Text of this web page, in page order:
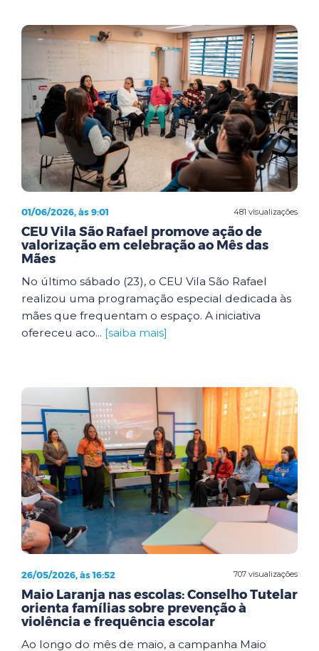
481 visualizações
01/06/2026, às 9:01
CEU Vila São Rafael promove ação de
valorização em celebração ao Mês das
Mães
No último sábado (23), o CEU Vila São Rafael
realizou uma programação especial dedicada às
mães que frequentam o espaço. A iniciativa
ofereceu aco... [saiba mais]
707 visualizações
26/05/2026, às 16:52
Maio Laranja nas escolas: Conselho Tutelar
orienta famílias sobre prevenção à
violência e frequência escolar
Ao longo do mês de maio, a campanha Maio